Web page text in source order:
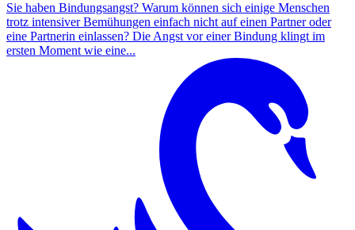
Sie haben Bindungsangst? Warum können sich einige Menschen
trotz intensiver Bemühungen einfach nicht auf einen Partner oder
eine Partnerin einlassen? Die Angst vor einer Bindung klingt im
ersten Moment wie eine...